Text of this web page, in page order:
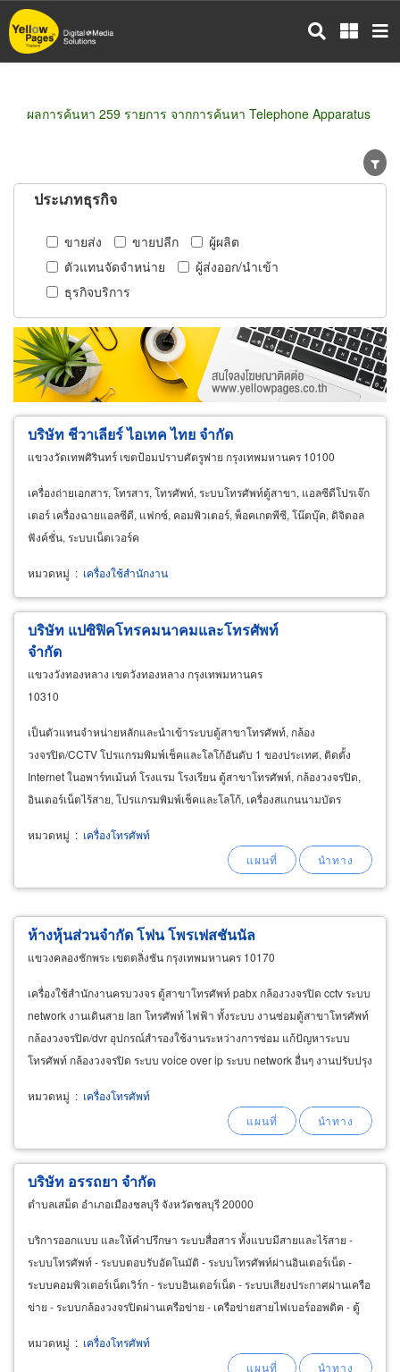
ข้าม
ไป
ผลการค้นหา 259 รายการ จากการค้นหา Telephone Apparatus
ประเภทธุรกิจ
ขายส่ง ขายปลีก
ผู้ผลิต
ตัวแทนจัดจำหน่าย
ผู้ส่งออก/นำเข้า
ธุรกิจบริการ
บริษัท ชีวาเลียร์ ไอเทค ไทย จำกัด
แขวงวัดเทพศิรินทร์ เขตป้อมปราบศัตรูพ่าย กรุงเทพมหานคร 10100
เครื่องถ่ายเอกสาร, โทรสาร, โทรศัพท์, ระบบโทรศัพท์ตู้สาขา, แอลซีดีโปรเจ๊ก
เตอร์ เครื่องฉายแอลซีดี, แฟกซ์, คอมพิวเตอร์, พ็อคเกตพีซี, โน๊ตบุ๊ค, ดิจิตอล
ฟังค์ชั่น, ระบบเน็ตเวอร์ค
หมวดหมู่ : เครื่องใช้สำนักงาน
บริษัท แปซิฟิคโทรคมนาคมและโทรศัพท์
จำกัด
แขวงวังทองหลาง เขตวังทองหลาง กรุงเทพมหานคร
10310
เป็นตัวแทนจำหน่ายหลักและนำเข้าระบบตู้สาขาโทรศัพท์, กล้อง
วงจรปิด/CCTV โปรแกรมพิมพ์เช็คและโลโก้อันดับ 1 ของประเทศ, ติดตั้ง
Internet ในอพาร์ทเม้นท์ โรงแรม โรงเรียน ตู้สาขาโทรศัพท์, กล้องวงจรปิด,
อินเตอร์เน็ตไร้สาย, โปรแกรมพิมพ์เช็คและโลโก้, เครื่องสแกนนามบัตร
หมวดหมู่ : เครื่องโทรศัพท์
ห้างหุ้นส่วนจำกัด โฟน โพรเฟสชันนัล
แขวงคลองชักพระ เขตตลิ่งชัน กรุงเทพมหานคร 10170
เครื่องใช้สำนักงานครบวงจร ตู้สาขาโทรศัพท์ pabx กล้องวงจรปิด cctv ระบบ
network งานเดินสาย lan โทรศัพท์ ไฟฟ้า ทั้งระบบ งานซ่อมตู้สาขาโทรศัพท์
กล้องวงจรปิด/dvr อุปกรณ์สำรองใช้งานระหว่างการซ่อม แก้ปัญหาระบบ
โทรศัพท์ กล้องวงจรปิด ระบบ voice over ip ระบบ network อื่นๆ งานปรับปรุง
หมวดหมู่ : เครื่องโทรศัพท์
บริษัท อรรถยา จำกัด
ตำบลเสม็ด อำเภอเมืองชลบุรี จังหวัดชลบุรี 20000
บริการออกแบบ และให้คำปรึกษา ระบบสื่อสาร ทั้งแบบมีสายและไร้สาย -
ระบบโทรศัพท์ - ระบบตอบรับอัตโนมัติ - ระบบโทรศัพท์ผ่านอินเตอร์เน็ต -
ระบบคอมพิวเตอร์เน็ตเวิร์ก - ระบบอินเตอร์เน็ต - ระบบเสียงประกาศผ่านเครือ
ข่าย - ระบบกล้องวงจรปิดผ่านเครือข่าย - เครือข่ายสายไฟเบอร์ออพติค - ตู้
หมวดหมู่ : เครื่องโทรศัพท์